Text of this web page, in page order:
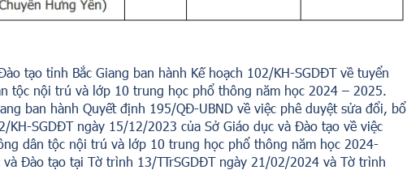
tạo tỉnh Bắc Giang ban hành Kế hoạch 102/KH-SGDĐT về tuyển
tộc nội trú và lớp 10 trung học phổ thông năm học 2024 – 2025.
ban hành Quyết định 195/QĐ-UBND về việc phê duyệt sửa đổi, bổ
KH-SGDĐT ngày 15/12/2023 của Sở Giáo dục và Đào tạo về việc
dân tộc nội trú và lớp 10 trung học phổ thông năm học 2024-
Đào tạo tại Tờ trình 13/TTrSGDĐT ngày 21/02/2024 và Tờ trình